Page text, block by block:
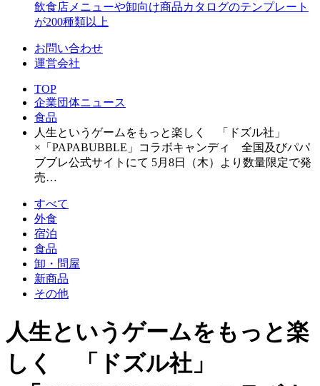
飲食店メニューや卸向け商品カタログのテンプレート
が200種類以上
お問い合わせ
運営会社
TOP
企業団体ニュース
食品
人生というゲームをもっと楽しく 「ドズル社」
×「PAPABUBBLE」コラボキャンディ 全国及びパパ
ブブレ公式サイトにて 5月8日（木）より数量限定で発
売…
すべて
外食
宿泊
食品
卸・問屋
新商品
その他
人生というゲームをもっと楽
しく 「ドズル社」